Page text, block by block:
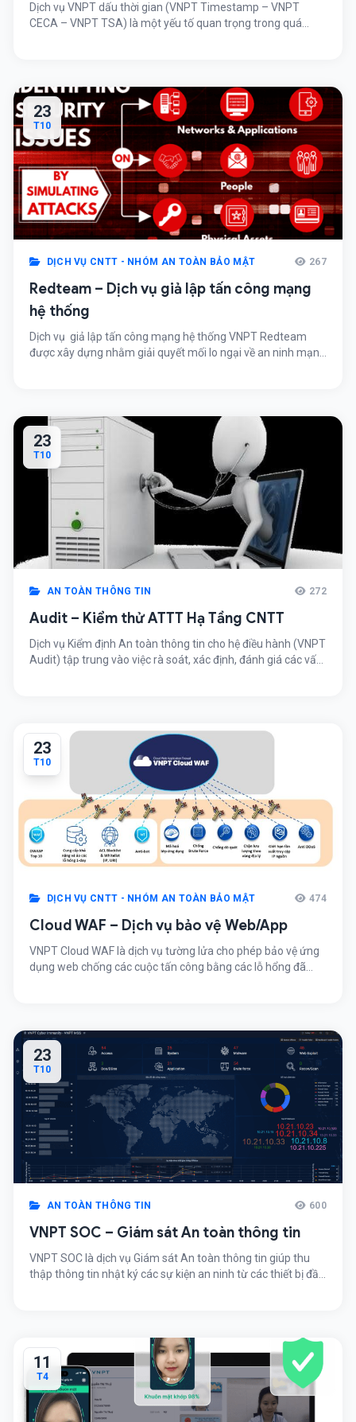
Dịch vụ VNPT dấu thời gian (VNPT Timestamp – VNPT
CECA – VNPT TSA) là một yếu tố quan trọng trong quá
23
T10
DỊCH VỤ CNTT - NHÓM AN TOÀN BẢO MẬT 267
Redteam – Dịch vụ giả lập tấn công mạng
hệ thống
Dịch vụ giả lập tấn công mạng hệ thống VNPT Redteam
được xây dựng nhằm giải quyết mối lo ngại về an ninh mạng
23
T10
AN TOÀN THÔNG TIN 272
Audit – Kiểm thử ATTT Hạ Tầng CNTT
Dịch vụ Kiểm định An toàn thông tin cho hệ điều hành (VNPT
Audit) tập trung vào việc rà soát, xác định, đánh giá các vấn
23
T10
DỊCH VỤ CNTT - NHÓM AN TOÀN BẢO MẬT 474
Cloud WAF – Dịch vụ bảo vệ Web/App
VNPT Cloud WAF là dịch vụ tường lửa cho phép bảo vệ ứng
dụng web chống các cuộc tấn công bằng các lỗ hổng đã
23
T10
AN TOÀN THÔNG TIN 600
VNPT SOC – Giám sát An toàn thông tin
VNPT SOC là dịch vụ Giám sát An toàn thông tin giúp thu
thập thông tin nhật ký các sự kiện an ninh từ các thiết bị đầu
11
T4